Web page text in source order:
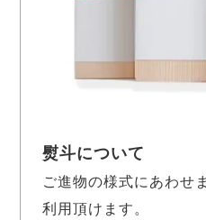
熨斗について
ご進物の様式にあわせ
利用頂けます。